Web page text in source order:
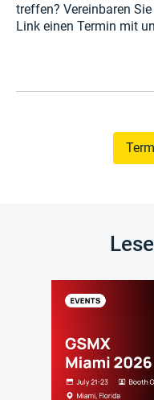
treffen? Vereinbaren
Link einen Termin mit